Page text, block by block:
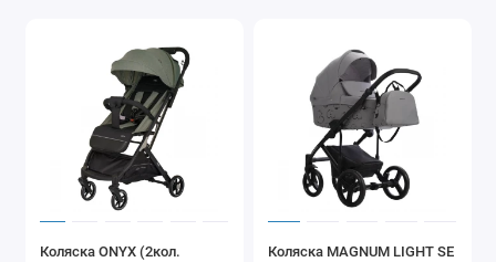
Коляска ONYX (2кол.
Коляска MAGNUM LIGHT SE